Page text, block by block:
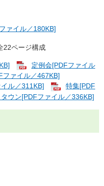
ァイル／180KB]
ページ構成
定例会[PDFファイル
ファイル／467KB]
ル／311KB]
特集[PDF
ウン[PDFファイル／336KB]